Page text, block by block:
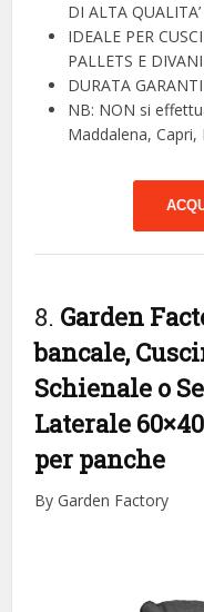
DI ALTA QUALITA’
IDEALE PER
PALLETS E
DURATA
NB: NON si
Maddalena, Capri,
8. Garden
bancale,
Schienale o
Laterale
per panche
By Garden Factory